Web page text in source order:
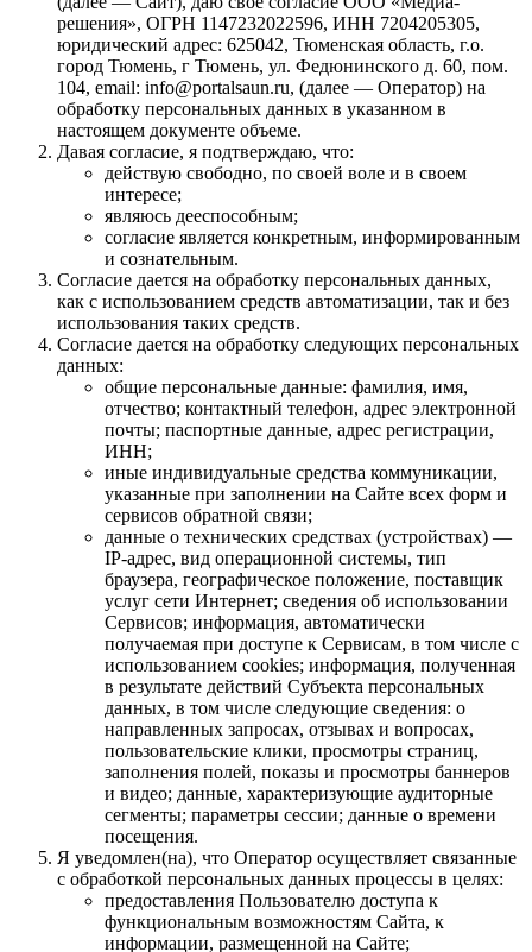
решения», ОГРН 1147232022596, ИНН 7204205305,
юридический адрес: 625042, Тюменская область, г.о.
город Тюмень, г Тюмень, ул. Федюнинского д. 60, пом.
104, email: info@portalsaun.ru, (далее — Оператор) на
обработку персональных данных в указанном в
настоящем документе объеме.
Давая согласие, я подтверждаю, что:
действую свободно, по своей воле и в своем
интересе;
являюсь дееспособным;
согласие является конкретным, информированным
и сознательным.
Согласие дается на обработку персональных данных,
как с использованием средств автоматизации, так и без
использования таких средств.
Согласие дается на обработку следующих персональных
данных:
общие персональные данные: фамилия, имя,
отчество; контактный телефон, адрес электронной
почты; паспортные данные, адрес регистрации,
ИНН;
иные индивидуальные средства коммуникации,
указанные при заполнении на Сайте всех форм и
сервисов обратной связи;
данные о технических средствах (устройствах) —
IP-адрес, вид операционной системы, тип
браузера, географическое положение, поставщик
услуг сети Интернет; сведения об использовании
Сервисов; информация, автоматически
получаемая при доступе к Сервисам, в том числе с
использованием cookies; информация, полученная
в результате действий Субъекта персональных
данных, в том числе следующие сведения: о
направленных запросах, отзывах и вопросах,
пользовательские клики, просмотры страниц,
заполнения полей, показы и просмотры баннеров
и видео; данные, характеризующие аудиторные
сегменты; параметры сессии; данные о времени
посещения.
Я уведомлен(на), что Оператор осуществляет связанные
с обработкой персональных данных процессы в целях:
предоставления Пользователю доступа к
функциональным возможностям Сайта, к
информации, размещенной на Сайте;